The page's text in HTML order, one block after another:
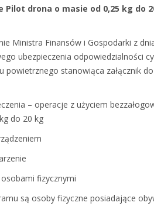
Pilot drona o masie od 0,25 kg do
Ministra Finansów i Gospodarki z
ubezpieczenia odpowiedzialności
stanowiąca załącznik
– operacje z użyciem
do 20 kg
fizycznymi
są osoby fizyczne posiadające